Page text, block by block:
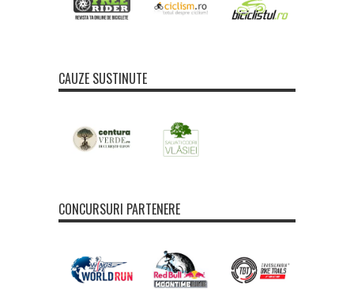
CAUZE SUSTINUTE
CONCURSURI PARTENERE